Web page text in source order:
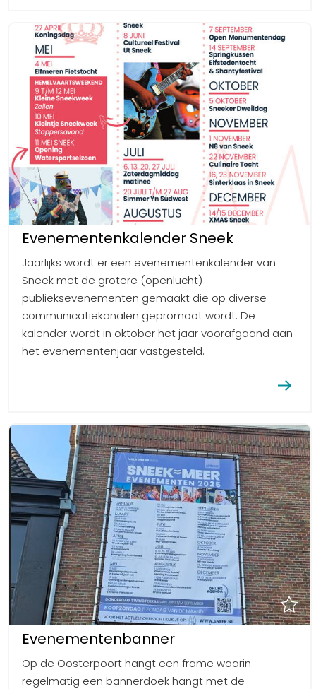
Evenementenkalender Sneek
Jaarlijks wordt er een evenementenkalender van
Sneek met de grotere (openlucht)
publieksevenementen gemaakt die op diverse
communicatiekanalen gepromoot wordt. De
kalender wordt in oktober het jaar voorafgaand aan
het evenementenjaar vastgesteld.
Evenementenbanner
Op de Oosterpoort hangt een frame waarin
regelmatig een bannerdoek hangt met de